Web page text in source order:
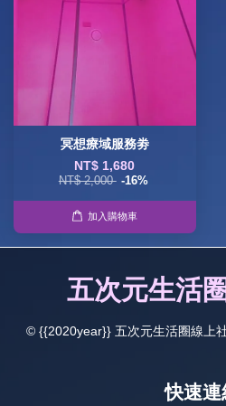
冥想療域服務劵
NT$ 1,680
NT$ 2,000 -16%
加入購物車
五次元生活
© {{2020year}} 五次元生活圈線上
快速連